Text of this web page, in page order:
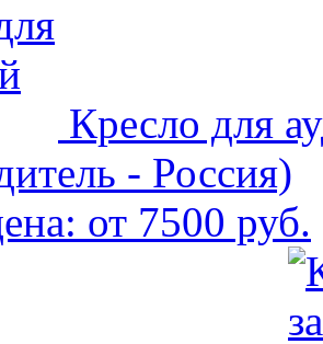
Кресло для
- Россия)
от 7500 руб.